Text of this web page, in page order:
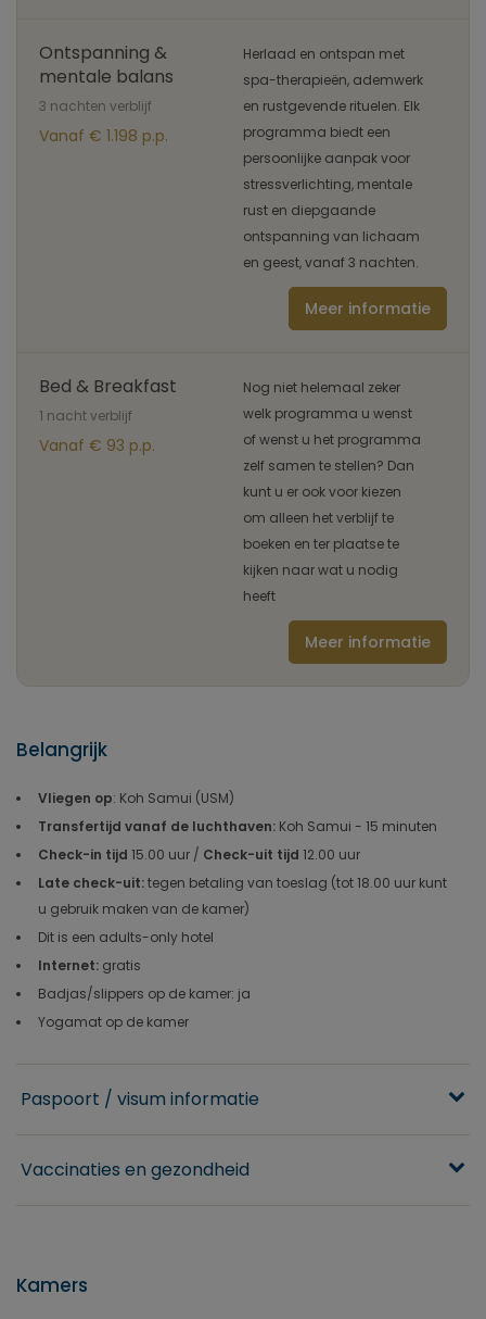
Ontspanning &
mentale balans
3 nachten verblijf
Vanaf € 1.198 p.p.
Herlaad en ontspan met
spa-therapieën, ademwerk
en rustgevende rituelen. Elk
programma biedt een
persoonlijke aanpak voor
stressverlichting, mentale
rust en diepgaande
ontspanning van lichaam
en geest, vanaf 3 nachten.
Meer informatie
Bed & Breakfast
1 nacht verblijf
Vanaf € 93 p.p.
Nog niet helemaal zeker
welk programma u wenst
of wenst u het programma
zelf samen te stellen? Dan
kunt u er ook voor kiezen
om alleen het verblijf te
boeken en ter plaatse te
kijken naar wat u nodig
heeft
Meer informatie
Belangrijk
Vliegen op: Koh Samui (USM)
Transfertijd vanaf de luchthaven: Koh Samui - 15 minuten
Check-in tijd 15.00 uur / Check-uit tijd 12.00 uur
Late check-uit:tegen betaling van toeslag (tot 18.00 uur kunt
u gebruik maken van de kamer)
Dit is een adults-only hotel
Internet: gratis
Badjas/slippers op de kamer: ja
Yogamat op de kamer
Paspoort / visum informatie
Vaccinaties en gezondheid
Kamers